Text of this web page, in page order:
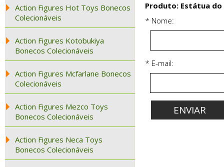
Action Figures Hot Toys Bonecos
Colecionáveis
Action Figures Kotobukiya
Bonecos Colecionáveis
Action Figures Mcfarlane Bonecos
Colecionáveis
Action Figures Mezco Toys
Bonecos Colecionáveis
Action Figures Neca Toys
Bonecos Colecionáveis
Produto: Estátua do
* Nome:
* E-mail: